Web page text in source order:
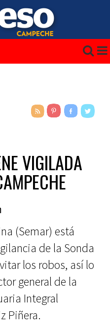
VIGILADA
(Semar) está
de la Sonda
los robos, así lo
general de la
Integral
Piñera.